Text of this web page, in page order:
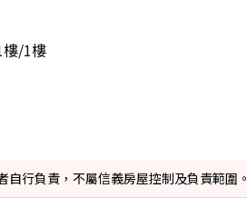
樓/1樓
行負責，不屬信義房屋控制及負責範圍。